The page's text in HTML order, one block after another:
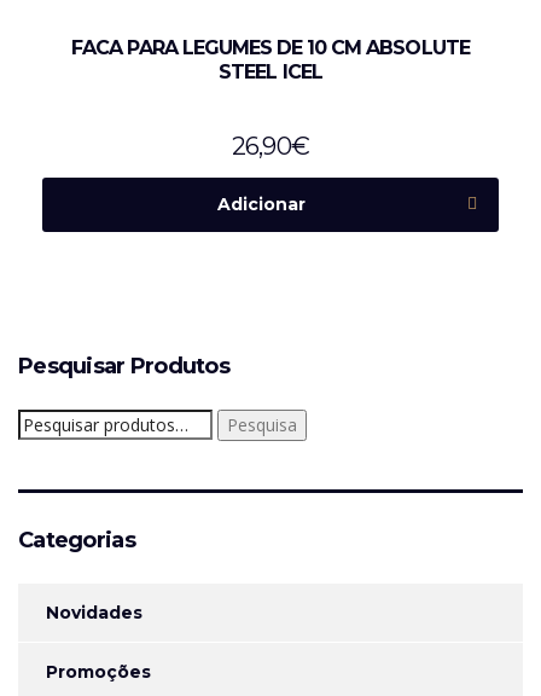
FACA PARA LEGUMES DE 10 CM ABSOLUTE
STEEL ICEL
26,90€
Adicionar
Pesquisar Produtos
Pesquisar
por:
Pesquisa
Categorias
Novidades
Promoções